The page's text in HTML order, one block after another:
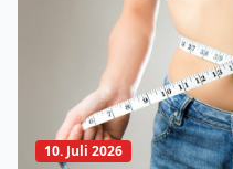
10. Juli 2026